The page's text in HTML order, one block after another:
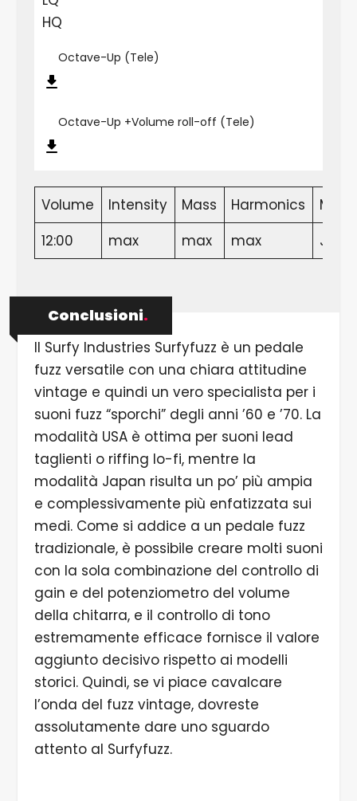
HQ
Octave-Up (Tele)
Octave-Up +Volume roll-off (Tele)
Volume Intensity Mass Harmonics
12:00
max max max
Conclusioni.
Il Surfy Industries Surfyfuzz è un pedale
fuzz versatile con una chiara attitudine
vintage e quindi un vero specialista per i
suoni fuzz “sporchi” degli anni ’60 e ’70. La
modalità USA è ottima per suoni lead
taglienti o riffing lo-fi, mentre la
modalità Japan risulta un po’ più ampia
e complessivamente più enfatizzata sui
medi. Come si addice a un pedale fuzz
tradizionale, è possibile creare molti suoni
con la sola combinazione del controllo di
gain e del potenziometro del volume
della chitarra, e il controllo di tono
estremamente efficace fornisce il valore
aggiunto decisivo rispetto ai modelli
storici. Quindi, se vi piace cavalcare
l’onda del fuzz vintage, dovreste
assolutamente dare uno sguardo
attento al Surfyfuzz.